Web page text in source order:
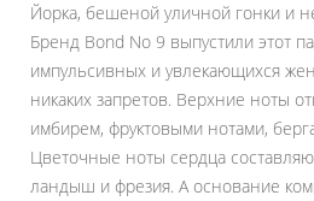
Йорка, бешеной уличной гонки и
Бренд Bond No 9 выпустили этот
импульсивных и увлекающихся
никаких запретов. Верхние ноты
имбирем, фруктовыми нотами,
Цветочные ноты сердца
ландыш и фрезия. А основание